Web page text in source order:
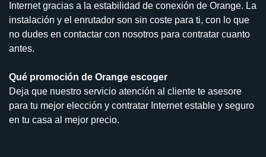
Internet gracias a la estabilidad de conexión de Orange. La
instalación y el enrutador son sin coste para ti, con lo que
no dudes en contactar con nosotros para contratar cuanto
antes.
Qué promoción de Orange escoger
Deja que nuestro servicio atención al cliente te asesore
para tu mejor elección y contratar Internet estable y seguro
en tu casa al mejor precio.